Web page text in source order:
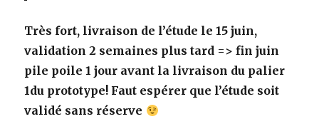
Très fort, livraison de l’étude le 15 juin,
validation 2 semaines plus tard => fin juin
pile poile 1 jour avant la livraison du palier
1du prototype! Faut espérer que l’étude soit
validé sans réserve